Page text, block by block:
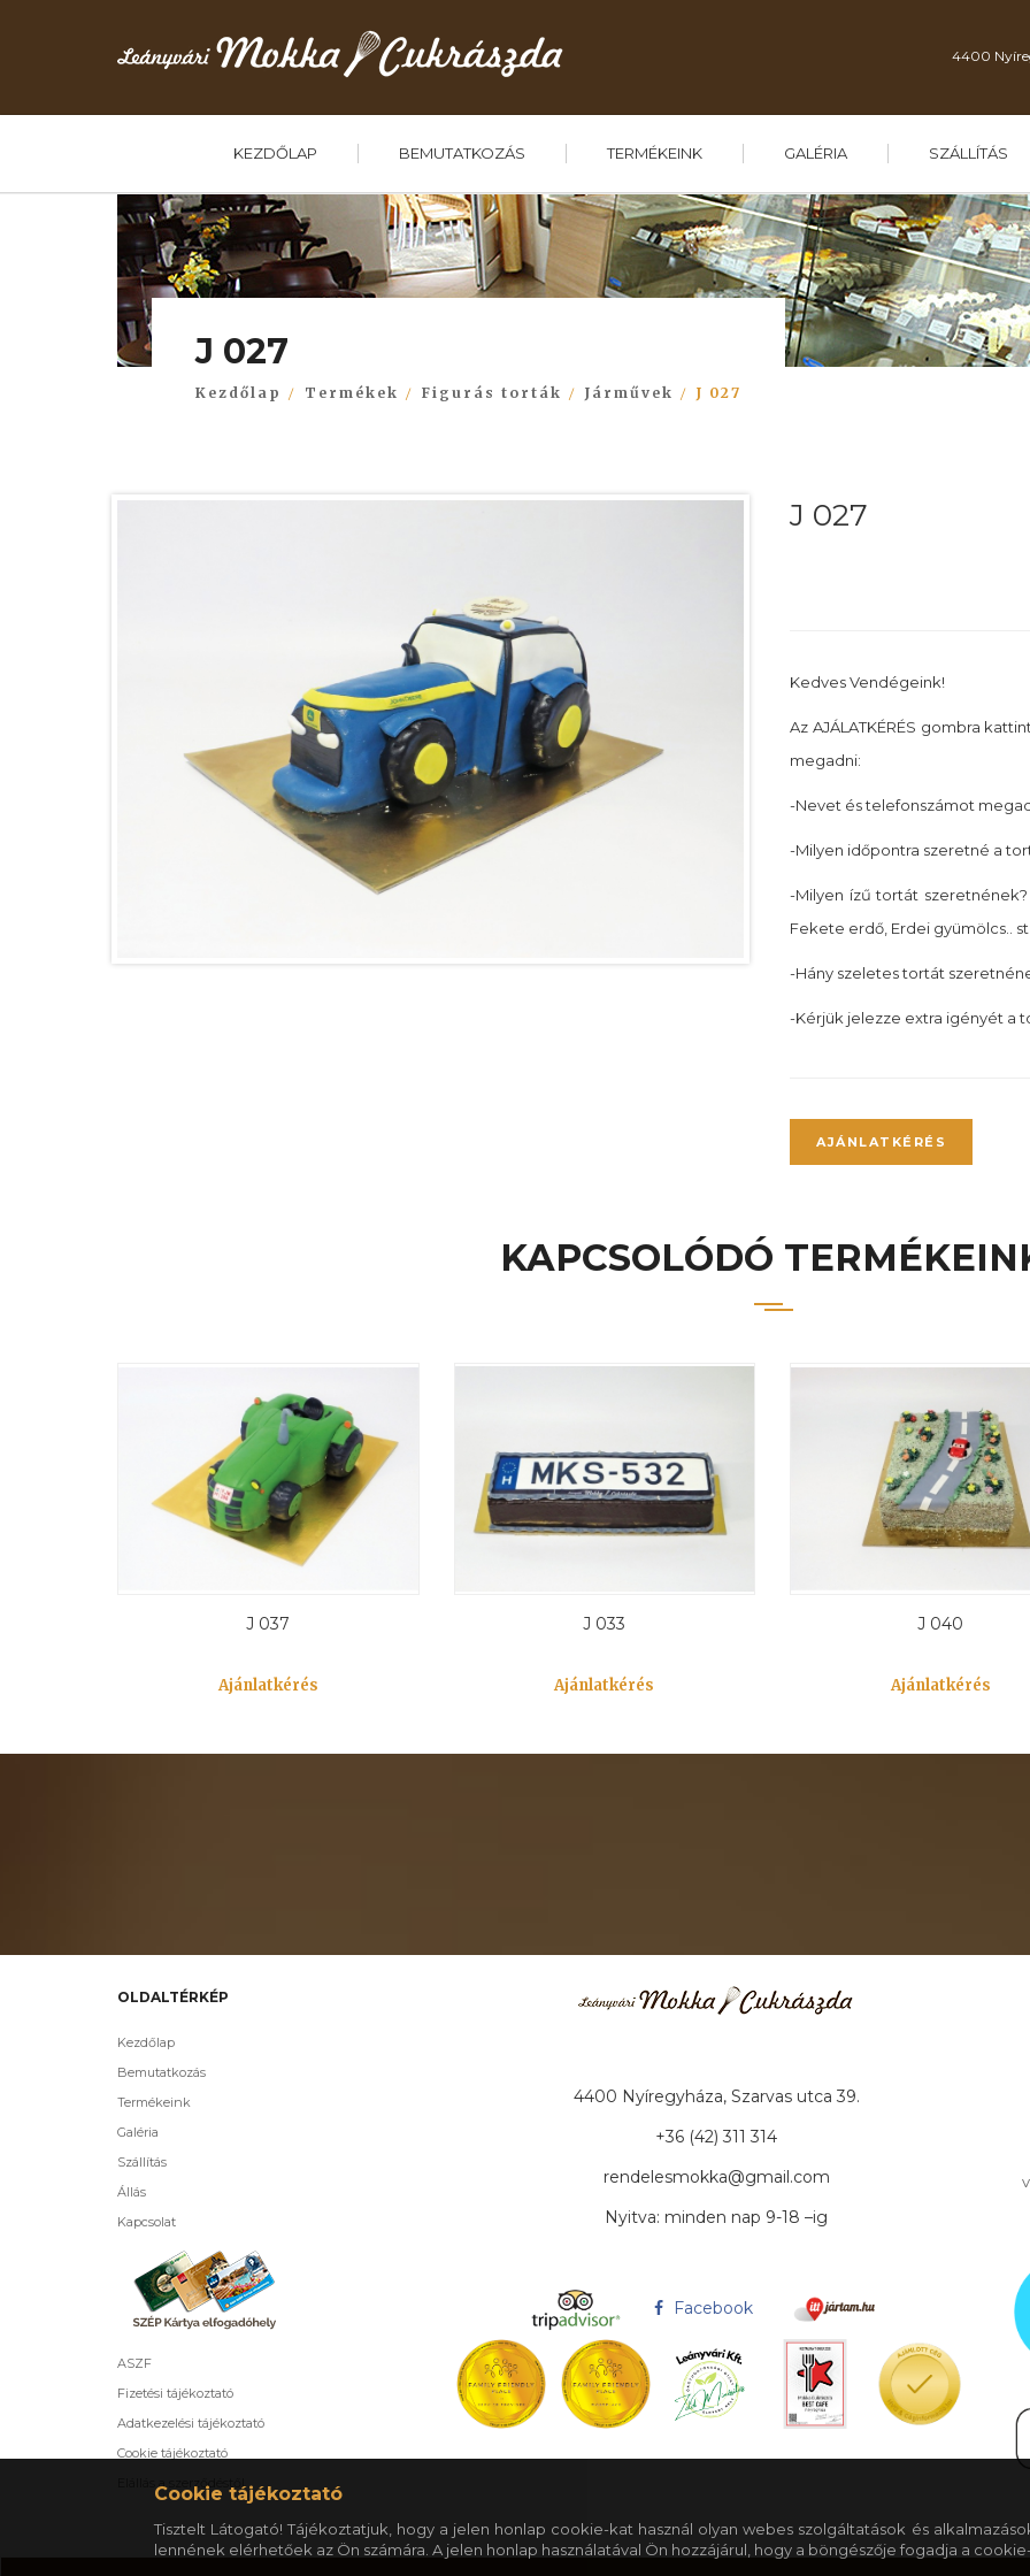
4400
KEZDŐLAP BEMUTATKOZÁS TERMÉKEINK GALÉRIA SZÁLLÍTÁS
J 027
Kezdőlap Termékek Figurás torták Járművek J 027
J 027
Kedves Vendégeink!
Az AJÁLATKÉRÉS gombra
megadni:
-Nevet és telefonszámot
-Milyen időpontra szeretné a
-Milyen ízű tortát szeretnének?
Fekete erdő, Erdei gyümölcs..
-Hány szeletes tortát
-Kérjük jelezze extra igényét a
AJÁNLATKÉRÉS
KAPCSOLÓDÓ
J 037
Ajánlatkérés
J 033
Ajánlatkérés
J 040
Ajánlatkérés
OLDALTÉRKÉP
Kezdőlap
Bemutatkozás
Termékeink
Galéria
Szállítás
Állás
Kapcsolat
ASZF
Fizetési tájékoztató
Adatkezelési tájékoztató
Cookie tájékoztató
Elállás a szerződéstől
4400 Nyíregyháza, Szarvas utca 39.
+36 (42) 311 314
rendelesmokka@gmail.com
Nyitva: minden nap 9-18 –ig
Facebook
Cookie tájékoztató
Tisztelt Látogató! Tájékoztatjuk, hogy a jelen honlap cookie-kat használ olyan webes szolgáltatások és
lennének elérhetőek az Ön számára. A jelen honlap használatával Ön hozzájárul, hogy a böngészője fogadja a